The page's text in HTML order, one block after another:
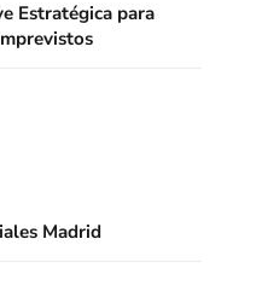
Estratégica para
Madrid